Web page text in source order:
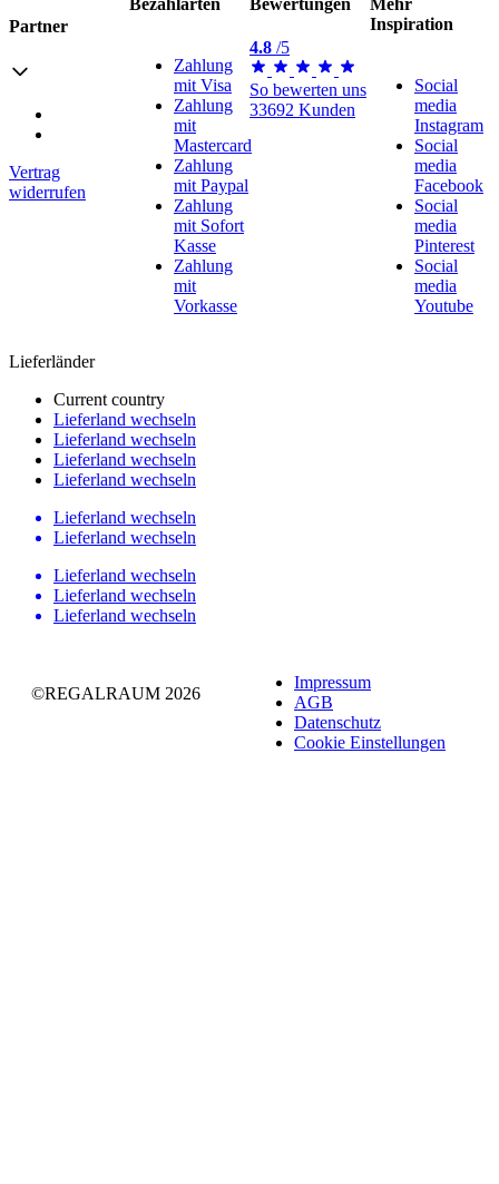
Partner
Versand mit GLS
Versand mit Schenker
Vertrag
widerrufen
Bezahlarten
Zahlung
mit Visa
Zahlung
mit
Mastercard
Zahlung
mit Paypal
Zahlung
mit Sofort
Kasse
Zahlung
mit
Vorkasse
Bewertungen
4.8 /5
So bewerten uns
33692 Kunden
Mehr
Inspiration
Social
media
Instagram
Social
media
Facebook
Social
media
Pinterest
Social
media
Youtube
Lieferländer
Current country
Lieferland wechseln
Lieferland wechseln
Lieferland wechseln
Lieferland wechseln
Lieferland wechseln
Lieferland wechseln
Lieferland wechseln
Lieferland wechseln
Lieferland wechseln
©REGALRAUM 2026
Impres­sum
AGB
Daten­schutz
Cookie Einstel­lungen